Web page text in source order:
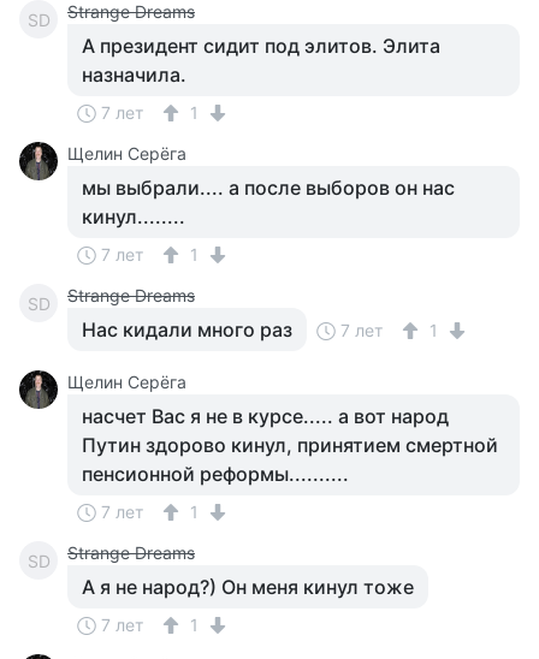
SD Strange Dreams
А президент сидит под элитов. Элита
назначила.
7 лет
1
Щелин Серёга
мы выбрали.... а после выборов он нас
кинул........
7 лет 1
SD Strange Dreams
Нас кидали много раз 7 лет 1
Щелин Серёга
насчет Вас я не в курсе..... а вот народ
Путин здорово кинул, принятием смертной
пенсионной реформы..........
7 лет 1
SD Strange Dreams
А я не народ?) Он меня кинул тоже
7 лет
1